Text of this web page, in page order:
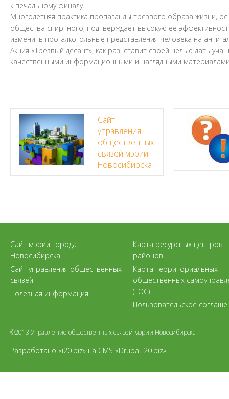
к печальному финалу.
Многолетняя практика пропаганды трезвого образа жизни,
общества спиртного, подтверждает высокую ее
изменить про-алкогольные представления человека на анти-
Акция «Трезвый десант», как раз, ставит своей целью дать
качественными информационными и наглядными
Сайт
управления
общественных
связей мэрии
Новосибирска
Сайт мэрии города
Новосибирска
Сайт управления общественных
связей
Полезная информация
Карта ресурсных центров
районов
Карта территориальных
общественных
(ТОС)
Пользовательское
©2013 Управление общественных связей мэрии Новосибирска
Разработано «i20.biz» на CMS «Drupal.i20.biz»